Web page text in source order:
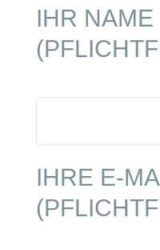
IHR NAME
IHRE E-